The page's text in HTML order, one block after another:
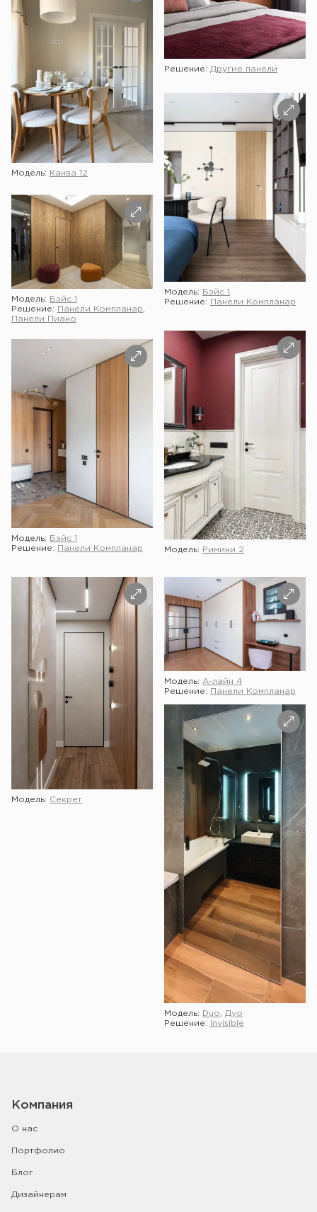
Решение: Другие панели
Модель: Канва 12
Модель:
Бэйс 1
Решение:
Панели Компланар
Модель:
Бэйс 1
Решение:
Панели Компланар
Панели Пиано
Модель: Римини 2
Модель:
Бэйс 1
Решение:
Панели Компланар
Модель: Секрет
Модель: А-лайн 4
Решение:
Панели Компланар
Модель: Duo
Дуо
Решение:
Invisible
Компания
О нас
Портфолио
Блог
Дизайнерам